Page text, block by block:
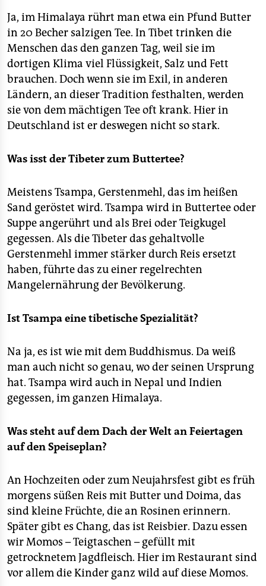
Ja, im Himalaya rührt man etwa ein Pfund Butter
in 20 Becher salzigen Tee. In Tibet trinken die
Menschen das den ganzen Tag, weil sie im
dortigen Klima viel Flüssigkeit, Salz und Fett
brauchen. Doch wenn sie im Exil, in anderen
Ländern, an dieser Tradition festhalten, werden
sie von dem mächtigen Tee oft krank. Hier in
Deutschland ist er deswegen nicht so stark.
Was isst der Tibeter zum Buttertee?
Meistens Tsampa, Gerstenmehl, das im heißen
Sand geröstet wird. Tsampa wird in Buttertee oder
Suppe angerührt und als Brei oder Teigkugel
gegessen. Als die Tibeter das gehaltvolle
Gerstenmehl immer stärker durch Reis ersetzt
haben, führte das zu einer regelrechten
Mangelernährung der Bevölkerung.
Ist Tsampa eine tibetische Spezialität?
Na ja, es ist wie mit dem Buddhismus. Da weiß
man auch nicht so genau, wo der seinen Ursprung
hat. Tsampa wird auch in Nepal und Indien
gegessen, im ganzen Himalaya.
Was steht auf dem Dach der Welt an Feiertagen
auf den Speiseplan?
An Hochzeiten oder zum Neujahrsfest gibt es früh
morgens süßen Reis mit Butter und Doima, das
sind kleine Früchte, die an Rosinen erinnern.
Später gibt es Chang, das ist Reisbier. Dazu essen
wir Momos – Teigtaschen – gefüllt mit
getrocknetem Jagdfleisch. Hier im Restaurant sind
vor allem die Kinder ganz wild auf diese Momos.